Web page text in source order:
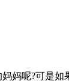
妈呢?可是